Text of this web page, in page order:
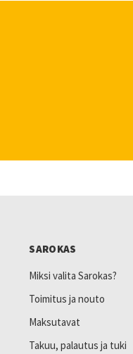
SAROKAS
Miksi valita Sarokas?
Toimitus ja nouto
Maksutavat
Takuu, palautus ja tuki